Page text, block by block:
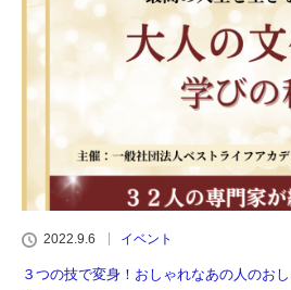
2022.9.6 イベント
３つの技で変身！おしゃれなあの人のお